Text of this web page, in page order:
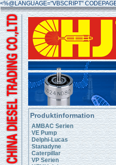
<%@LANGUAGE="VBSCRIPT"
Produktinformation
AMBAC Serien
VE Pump
Delphi-Lucas
Stanadyne
Caterpillar
VP Serien